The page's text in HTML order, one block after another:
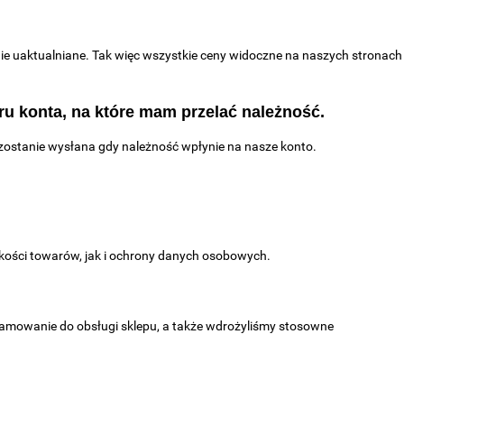
Tak więc wszystkie ceny widoczne na naszych stronach
konta, na które mam przelać należność.
wysłana gdy należność wpłynie na nasze konto.
towarów, jak i ochrony danych osobowych.
do obsługi sklepu, a także wdrożyliśmy stosowne